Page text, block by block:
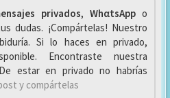
privados, WhαtsAppo
dudas. ¡Compártelas! Nuestro
Si lo haces en privado,
Encontraste nuestra
estar en privado no habrías
y compártelas